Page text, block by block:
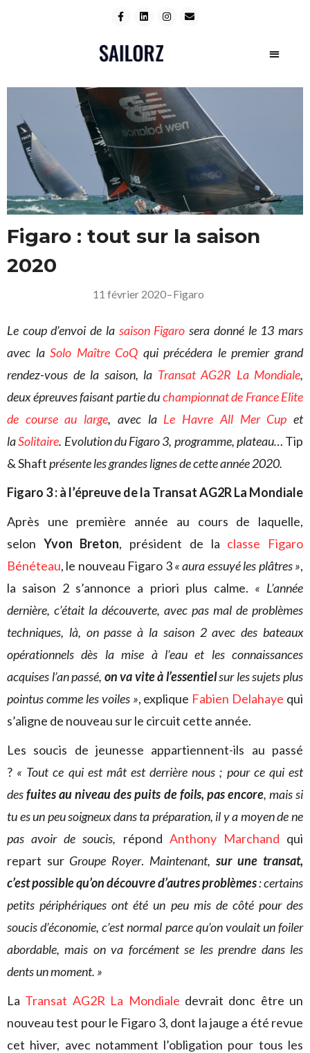
Figaro : tout sur la saison
2020
11 février 2020–Figaro
Le coup d’envoi de la saison Figaro sera donné le 13 mars
avec laSolo Maître CoQ qui précédera le premier grand
rendez-vous de la saison, la Transat AG2R La Mondiale,
deux épreuves faisant partie duchampionnat de France Elite
de course au large, avec la Le Havre All Mer Cup et
laSolitaire. Evolution du Figaro 3, programme, plateau… Tip
& Shaftprésente les grandes lignes de cette année 2020.
Figaro 3 : à l’épreuve de la Transat AG2R La Mondiale
Après une première année au cours de laquelle,
selon Yvon Breton, président de la classe Figaro
Bénéteau, le nouveau Figaro 3« aura essuyé les plâtres »,
la saison 2 s’annonce a priori plus calme. « L’année
dernière, c’était la découverte, avec pas mal de problèmes
techniques, là, on passe à la saison 2 avec des bateaux
opérationnels dès la mise à l’eau et les connaissances
acquises l’an passé, on va vite à l’essentielsur les sujets plus
pointus comme les voiles », explique Fabien Delahaye qui
s’aligne de nouveau sur le circuit cette année.
Les soucis de jeunesse appartiennent-ils au passé
? « Tout ce qui est mât est derrière nous ; pour ce qui est
desfuites au niveau des puits de foils, pas encore, mais si
tu es un peu soigneux dans ta préparation, il y a moyen de ne
pas avoir de soucis, répond Anthony Marchand qui
repart sur Groupe Royer. Maintenant, sur une transat,
c’est possible qu’on découvre d’autres problèmes: certains
petits périphériques ont été un peu mis de côté pour des
soucis d’économie, c’est normal parce qu’on voulait un foiler
abordable, mais on va forcément se les prendre dans les
dents un moment. »
La Transat AG2R La Mondiale devrait donc être un
nouveau test pour le Figaro 3, dont la jauge a été revue
cet hiver, avec notamment l’obligation pour tous les